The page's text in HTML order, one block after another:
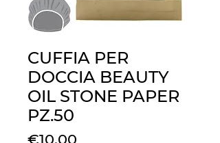
CUFFIA PER
DOCCIA BEAUTY
OIL STONE PAPER
PZ.50
€10.00